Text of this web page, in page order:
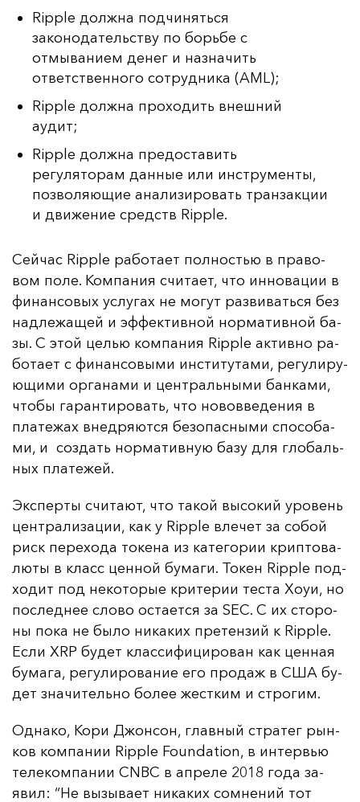
Ripple должна подчиняться
законодательству по борьбе с
отмыванием денег и назначить
ответственного сотрудника (AML);
Ripple должна проходить внешний
аудит;
Ripple должна предоставить
регуляторам данные или инструменты,
позволяющие анализировать транзакции
и движение средств Ripple.
Сей­час Ripple ра­бо­та­ет пол­ностью в пра­во­
вом по­ле. Ком­па­ния счи­та­ет, что ин­но­ва­ции в
фи­нан­со­вых ус­лу­гах не мо­гут раз­ви­вать­ся без
над­ле­жа­щей и эф­фек­тив­ной нор­ма­тив­ной ба­
зы. С этой целью ком­па­ния Ripple ак­тив­но ра­
бо­та­ет с фи­нан­со­вы­ми ин­сти­ту­та­ми, ре­гу­ли­ру­
ющи­ми ор­га­на­ми и цен­траль­ны­ми бан­ка­ми,
что­бы га­ран­ти­ро­вать, что но­вов­ве­де­ния в
пла­те­жах внед­ря­ют­ся бе­зо­пас­ны­ми спо­со­ба­
ми, и соз­дать нор­ма­тив­ную ба­зу для гло­баль­
ных пла­те­жей.
Эк­спер­ты счи­та­ют, что та­кой вы­со­кий уро­вень
цен­тра­ли­за­ции, как у Ripple вле­чет за со­бой
риск пе­ре­хо­да то­ке­на из ка­те­го­рии крип­то­ва­
лю­ты в класс цен­ной бу­ма­ги. То­кен Ripple под­
хо­дит под не­ко­то­рые кри­те­рии тес­та Хо­уи, но
пос­лед­нее сло­во ос­та­ет­ся за SEC. С их сто­ро­
ны по­ка не бы­ло ни­ка­ких пре­тен­зий к Ripple.
Ес­ли XRP бу­дет клас­си­фи­ци­ро­ван как цен­ная
бу­ма­га, ре­гу­ли­ро­ва­ние его про­даж в США бу­
дет зна­чи­тель­но бо­лее жес­тким и стро­гим.
Од­на­ко, Ко­ри Джон­сон, глав­ный стра­тег рын­
ков ком­па­нии Ripple Foundation, в ин­тервью
те­ле­ком­па­нии CNBC в ап­ре­ле 2018 го­да за­
явил: “Не вы­зы­ва­ет ни­ка­ких сом­не­ний тот